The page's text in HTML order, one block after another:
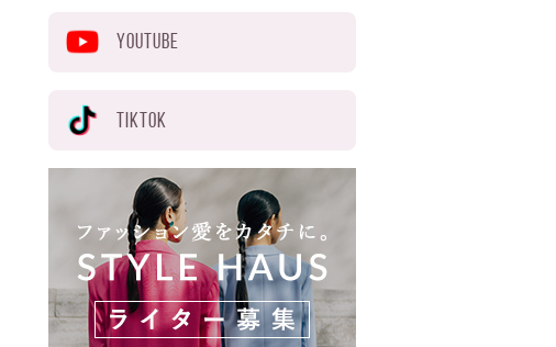
YOUTUBE
TIKTOK